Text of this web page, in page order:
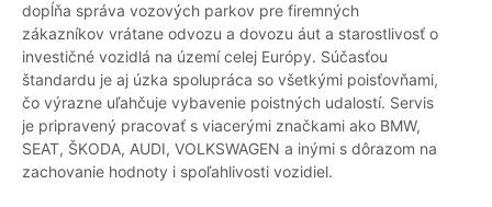
dopĺňa správa vozových parkov pre firemných
zákazníkov vrátane odvozu a dovozu áut a starostlivosť o
investičné vozidlá na území celej Európy. Súčasťou
štandardu je aj úzka spolupráca so všetkými poisťovňami,
čo výrazne uľahčuje vybavenie poistných udalostí. Servis
je pripravený pracovať s viacerými značkami ako BMW,
SEAT, ŠKODA, AUDI, VOLKSWAGEN a inými s dôrazom na
zachovanie hodnoty i spoľahlivosti vozidiel.